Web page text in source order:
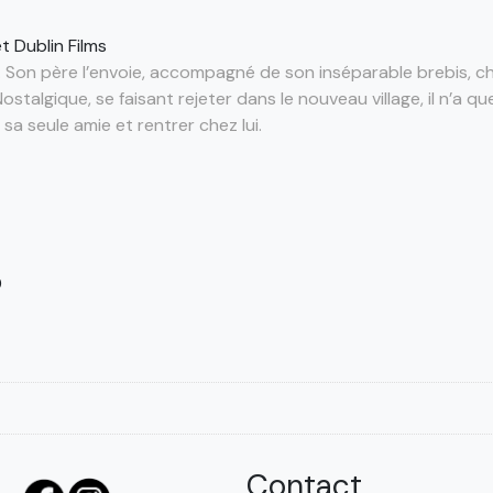
Dublin Films
père l’envoie, accompagné de son inséparable brebis,
se faisant rejeter dans le nouveau village, il n’a
seule amie et rentrer chez lui.